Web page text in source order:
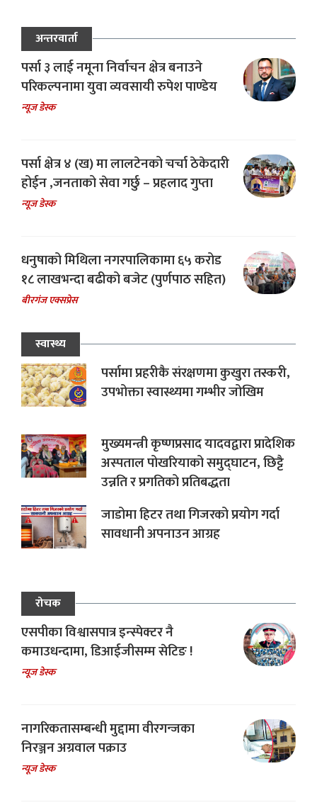
अन्तरवार्ता
पर्सा ३ लाई नमूना निर्वाचन क्षेत्र बनाउने
परिकल्पनामा युवा व्यवसायी रुपेश पाण्डेय
न्यूज डेस्क
पर्सा क्षेत्र ४ (ख) मा लालटेनको चर्चा ठेकेदारी
होईन ,जनताको सेवा गर्छु – प्रहलाद गुप्ता
न्यूज डेस्क
धनुषाको मिथिला नगरपालिकामा ६५ करोड
१८ लाखभन्दा बढीको बजेट (पुर्णपाठ सहित)
बीरगंज एक्सप्रेस
स्वास्थ्य
पर्सामा प्रहरीकै संरक्षणमा कुखुरा तस्करी,
उपभोक्ता स्वास्थ्यमा गम्भीर जोखिम
मुख्यमन्त्री कृष्णप्रसाद यादवद्वारा प्रादेशिक
अस्पताल पोखरियाको समुद्घाटन, छिट्टै
उन्नति र प्रगतिको प्रतिबद्धता
जाडोमा हिटर तथा गिजरको प्रयोग गर्दा
सावधानी अपनाउन आग्रह
रोचक
एसपीका विश्वासपात्र इन्स्पेक्टर नै
कमाउधन्दामा, डिआईजीसम्म सेटिङ !
न्यूज डेस्क
नागरिकतासम्बन्धी मुद्दामा वीरगन्जका
निरञ्जन अग्रवाल पक्राउ
न्यूज डेस्क